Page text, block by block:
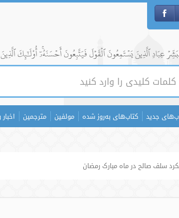
عِبَادِ ٱلَّذِينَ يَسۡتَمِعُونَ ٱلۡقَوۡلَ فَيَتَّبِعُونَ أَحۡسَنَهُۥٓۚ أُوْلَٰٓئِكَ
جدید کتاب‌های به‌روز شده مولفین مترجمین
سلف صالح در ماه مبارک رمضان